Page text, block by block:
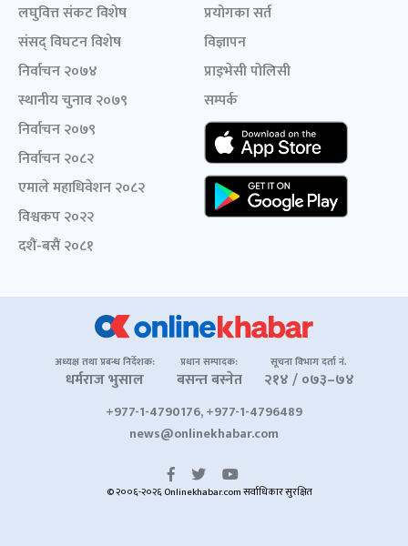
लघुवित्त संकट विशेष
संसद् विघटन विशेष
निर्वाचन २०७४
स्थानीय चुनाव २०७९
निर्वाचन २०७९
निर्वाचन २०८२
एमाले महाधिवेशन २०८२
विश्वकप २०२२
दशैं-बसैं २०८१
प्रयोगका सर्त
विज्ञापन
प्राइभेसी पोलिसी
सम्पर्क
अध्यक्ष तथा प्रबन्ध निर्देशक:
धर्मराज भुसाल
प्रधान सम्पादक:
बसन्त बस्नेत
सूचना विभाग दर्ता नं.
२१४ / ०७३–७४
+977-1-4790176, +977-1-4796489
news@onlinekhabar.com
© २००६-२०२६ Onlinekhabar.com सर्वाधिकार सुरक्षित